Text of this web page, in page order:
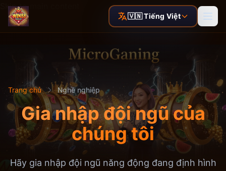
Skip to main content
🇻🇳 Tiếng Việt
Trang chủ Nghề nghiệp
Gia nhập đội ngũ của
chúng tôi
Hãy gia nhập đội ngũ năng động đang định hình